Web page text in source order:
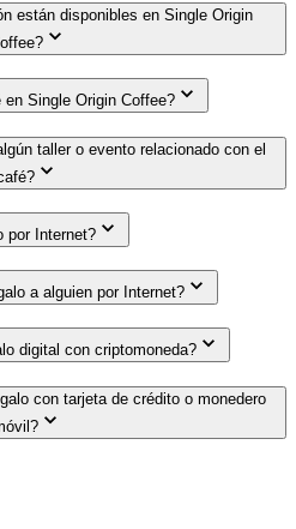
están disponibles en Single Origin
Single Origin Coffee?
taller o evento relacionado con el
por Internet?
a alguien por Internet?
digital con criptomoneda?
con tarjeta de crédito o monedero